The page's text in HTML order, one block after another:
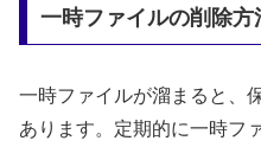
一時ファイルの削除方
一時ファイルが溜まると、
あります。定期的に一時フ